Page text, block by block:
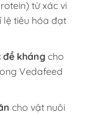
từ xác vi
lệ tiêu hóa đạt
đề khángcho
Vedafeed
cho vật nuôi